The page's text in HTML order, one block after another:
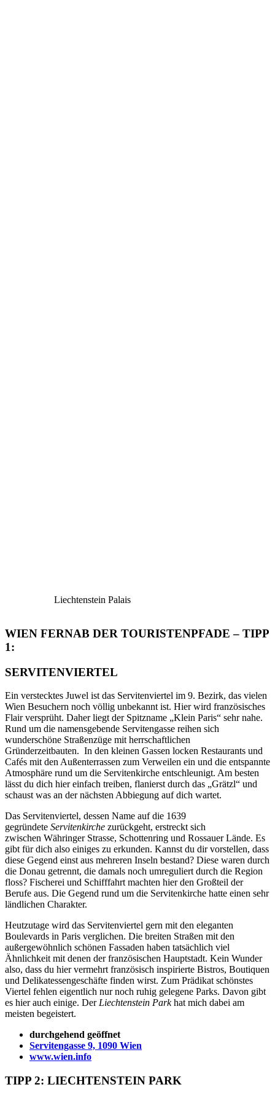
Liechtenstein Palais
WIEN FERNAB DER TOURISTENPFADE – TIPP
1:
SERVITENVIERTEL
Ein verstecktes Juwel ist das Servitenviertel im 9. Bezirk, das vielen
Wien Besuchern noch völlig unbekannt ist. Hier wird französisches
Flair versprüht. Daher liegt der Spitzname „Klein Paris“ sehr nahe.
Rund um die namensgebende Servitengasse reihen sich
wunderschöne Straßenzüge mit herrschaftlichen
Gründerzeitbauten. In den kleinen Gassen locken Restaurants und
Cafés mit den Außenterrassen zum Verweilen ein und die entspannte
Atmosphäre rund um die Servitenkirche entschleunigt. Am besten
lässt du dich hier einfach treiben, flanierst durch das „Grätzl“ und
schaust was an der nächsten Abbiegung auf dich wartet.
Das Servitenviertel, dessen Name auf die 1639
gegründete Servitenkirche zurückgeht, erstreckt sich
zwischen Währinger Strasse, Schottenring und Rossauer Lände. Es
gibt für dich also einiges zu erkunden. Kannst du dir vorstellen, dass
diese Gegend einst aus mehreren Inseln bestand? Diese waren durch
die Donau getrennt, die damals noch umreguliert durch die Region
floss? Fischerei und Schifffahrt machten hier den Großteil der
Berufe aus. Die Gegend rund um die Servitenkirche hatte einen sehr
ländlichen Charakter.
Heutzutage wird das Servitenviertel gern mit den eleganten
Boulevards in Paris verglichen. Die breiten Straßen mit den
außergewöhnlich schönen Fassaden haben tatsächlich viel
Ähnlichkeit mit denen der französischen Hauptstadt. Kein Wunder
also, dass du hier vermehrt französisch inspirierte Bistros, Boutiquen
und Delikatessengeschäfte finden wirst. Zum Prädikat schönstes
Viertel fehlen eigentlich nur noch ruhig gelegene Parks. Davon gibt
es hier auch einige. DerLiechtenstein Parkhat mich dabei am
meisten begeistert.
durchgehend geöffnet
Servitengasse 9, 1090 Wien
www.wien.info
TIPP 2: LIECHTENSTEIN PARK